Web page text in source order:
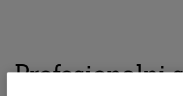
Profesionalni